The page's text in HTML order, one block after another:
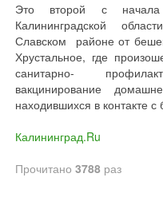
Это второй с
Калининградской
Славском районе от
Хрустальное, где
санитарно-
вакцинирование
находившихся в контакте
Калининград.Ru
Прочитано 3788 раз